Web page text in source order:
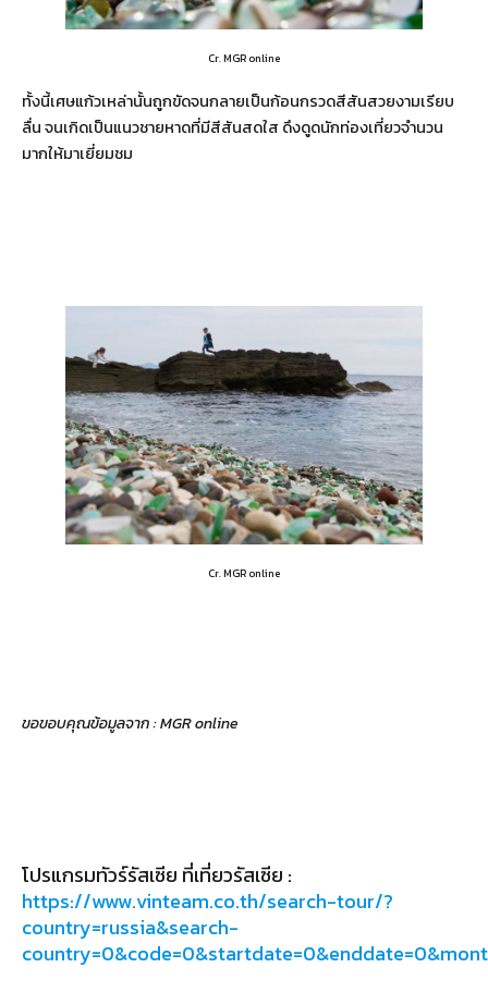
Cr. MGR online
ทั้งนี้เศษแก้วเหล่านั้นถูกขัดจนกลายเป็นก้อนกรวดสีสันสวยงามเรียบ
ลื่น จนเกิดเป็นแนวชายหาดที่มีสีสันสดใส ดึงดูดนักท่องเที่ยวจำนวน
มากให้มาเยี่ยมชม
Cr. MGR online
ขอขอบคุณข้อมูลจาก : MGR online
โปรแกรมทัวร์รัสเซีย ที่เที่ยวรัสเซีย :
https://www.vinteam.co.th/search-tour/?
country=russia&search-